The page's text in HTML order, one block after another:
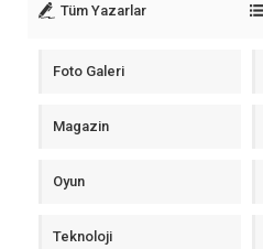
Tüm Yazarlar
Foto Galeri
Magazin
Oyun
Teknoloji